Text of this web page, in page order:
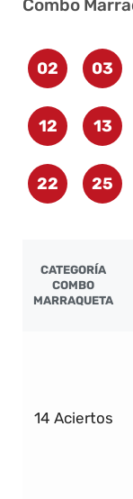
Combo
02 03
12 13
22 25
CATEGORÍA
COMBO
MARRAQUETA
14 Aciertos